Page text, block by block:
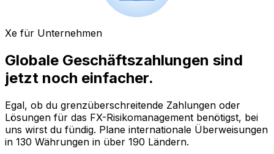
Xe für Unternehmen
Globale Geschäftszahlungen sind
jetzt noch einfacher.
Egal, ob du grenzüberschreitende Zahlungen oder
Lösungen für das FX-Risikomanagement benötigst, bei
uns wirst du fündig. Plane internationale Überweisungen
in 130 Währungen in über 190 Ländern.